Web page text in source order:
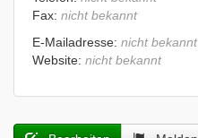
Fax: nicht bekannt
E-Mailadresse: nicht bekannt
Website: nicht bekannt